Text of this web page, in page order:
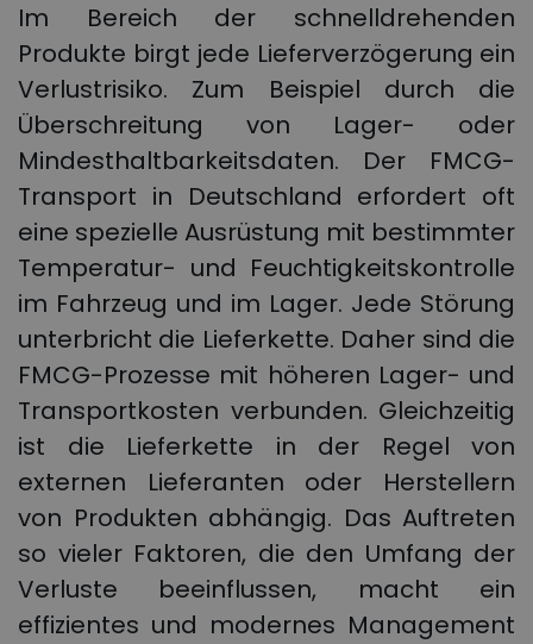
Im Bereich der schnelldrehenden
Produkte birgt jede Lieferverzögerung ein
Verlustrisiko. Zum Beispiel durch die
Überschreitung von Lager- oder
Mindesthaltbarkeitsdaten. Der FMCG-
Transport in Deutschland erfordert oft
eine spezielle Ausrüstung mit bestimmter
Temperatur- und Feuchtigkeitskontrolle
im Fahrzeug und im Lager. Jede Störung
unterbricht die Lieferkette. Daher sind die
FMCG-Prozesse mit höheren Lager- und
Transportkosten verbunden. Gleichzeitig
ist die Lieferkette in der Regel von
externen Lieferanten oder Herstellern
von Produkten abhängig. Das Auftreten
so vieler Faktoren, die den Umfang der
Verluste beeinflussen, macht ein
effizientes und modernes Management